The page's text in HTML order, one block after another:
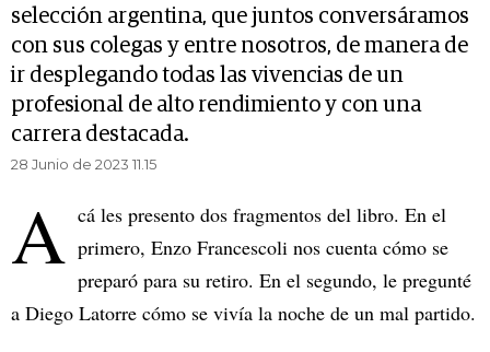
selección argentina, que juntos conversáramos
con sus colegas y entre nosotros, de manera de
ir desplegando todas las vivencias de un
profesional de alto rendimiento y con una
carrera destacada.
28 Junio de 2023 11.15
A cá les presento dos fragmentos del libro. En el
primero, Enzo Francescoli nos cuenta cómo se
preparó para su retiro. En el segundo, le pregunté
a Diego Latorre cómo se vivía la noche de un mal partido.